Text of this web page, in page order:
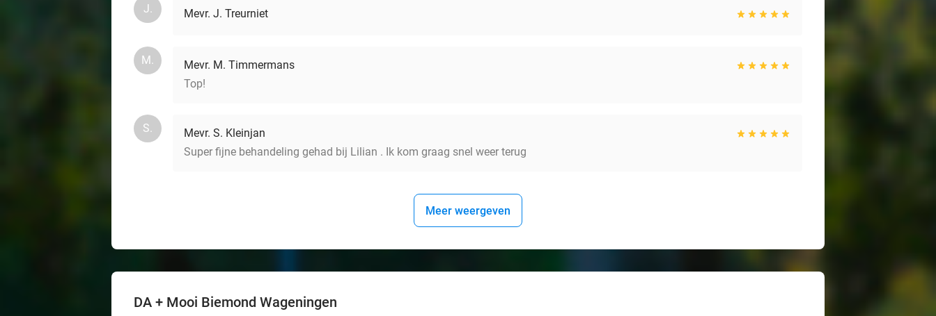
J. Mevr. J. Treurniet
M.
Mevr. M. Timmermans
Top!
S.
Mevr. S. Kleinjan
Super fijne behandeling gehad bij Lilian . Ik kom graag snel weer terug
Meer weergeven
DA + Mooi Biemond Wageningen